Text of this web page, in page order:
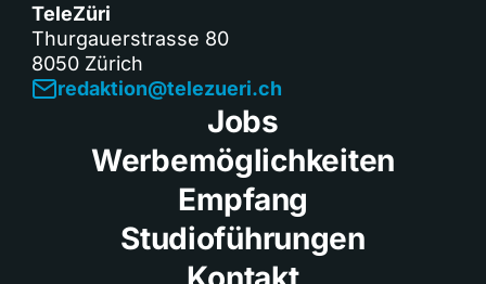
TeleZüri
Thurgauerstrasse 80
8050 Zürich
redaktion@telezueri.ch
Jobs
Werbemöglichkeiten
Empfang
Studioführungen